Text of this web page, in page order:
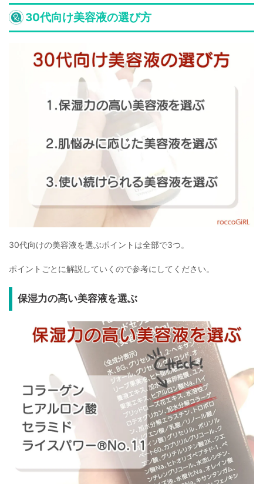
30代向け美容液の選び方
30代向けの美容液を選ぶポイントは全部で3つ。
ポイントごとに解説していくので参考にしてください。
保湿力の高い美容液を選ぶ